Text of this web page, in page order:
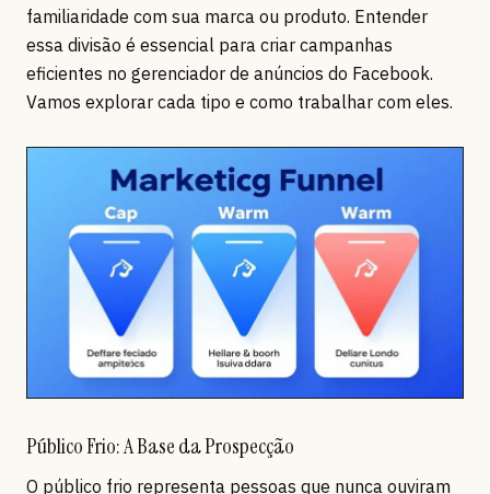
familiaridade com sua marca ou produto. Entender
essa divisão é essencial para criar campanhas
eficientes no gerenciador de anúncios do Facebook.
Vamos explorar cada tipo e como trabalhar com eles.
Público Frio: A Base da Prospecção
O público frio representa pessoas que nunca ouviram